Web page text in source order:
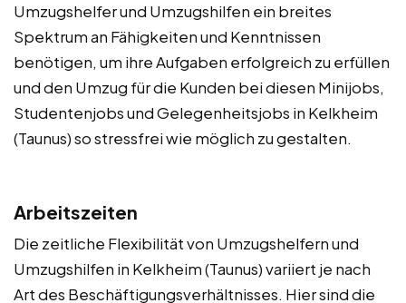
Umzugshelfer und Umzugshilfen ein breites
Spektrum an Fähigkeiten und Kenntnissen
benötigen, um ihre Aufgaben erfolgreich zu erfüllen
und den Umzug für die Kunden bei diesen Minijobs,
Studentenjobs und Gelegenheitsjobs in Kelkheim
(Taunus) so stressfrei wie möglich zu gestalten.
Arbeitszeiten
Die zeitliche Flexibilität von Umzugshelfern und
Umzugshilfen in Kelkheim (Taunus) variiert je nach
Art des Beschäftigungsverhältnisses. Hier sind die